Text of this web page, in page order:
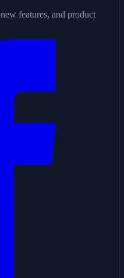
features, and product